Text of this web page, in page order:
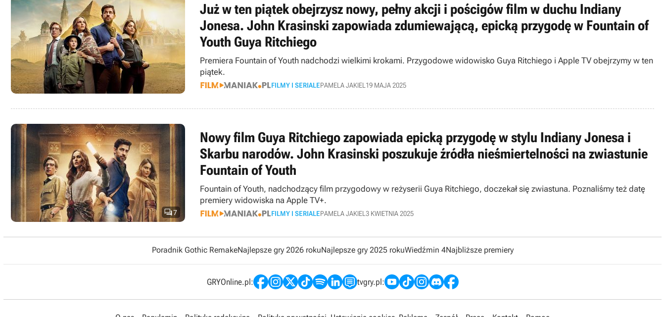
Już w ten piątek obejrzysz nowy, pełny akcji i pościgów film w duchu Indiany
Jonesa. John Krasinski zapowiada zdumiewającą, epicką przygodę w Fountain of
Youth Guya Ritchiego
Premiera Fountain of Youth nadchodzi wielkimi krokami. Przygodowe widowisko Guya Ritchiego i Apple TV obejrzymy w ten
piątek.
FILMY I SERIALEPAMELA JAKIEL 19 MAJA 2025
7
Nowy film Guya Ritchiego zapowiada epicką przygodę w stylu Indiany Jonesa i
Skarbu narodów. John Krasinski poszukuje źródła nieśmiertelności na zwiastunie
Fountain of Youth
Fountain of Youth, nadchodzący film przygodowy w reżyserii Guya Ritchiego, doczekał się zwiastuna. Poznaliśmy też datę
premiery widowiska na Apple TV+.
FILMY I SERIALEPAMELA JAKIEL 3 KWIETNIA 2025
Poradnik Gothic RemakeNajlepsze gry 2026 rokuNajlepsze gry 2025 rokuWiedźmin 4Najbliższe premiery
GRYOnline.pl: tvgry.pl: